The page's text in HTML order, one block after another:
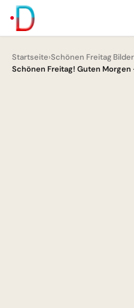
Startseite›Schönen Freitag Bilder
Schönen Freitag! Guten Morgen